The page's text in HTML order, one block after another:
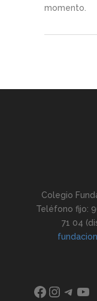
momento.
Colegio
Teléfono fijo:
71 04
Facebook